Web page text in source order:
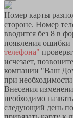
Номер карты
стороне. Номер
вводится без 8 в
появления ошибки
телефона"
исчезает,
компании "Ваш
при
Внесения
необходимо
следующий день